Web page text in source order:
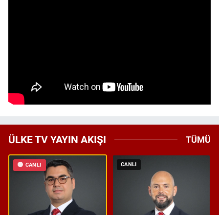
ÜLKE TV YAYIN AKIŞI TÜMÜ
CANLI CANLI